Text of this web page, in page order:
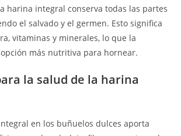
harina integral conserva todas las partes
el salvado y el germen. Esto significa
vitaminas y minerales, lo que la
más nutritiva para hornear.
la salud de la harina
en los buñuelos dulces aporta